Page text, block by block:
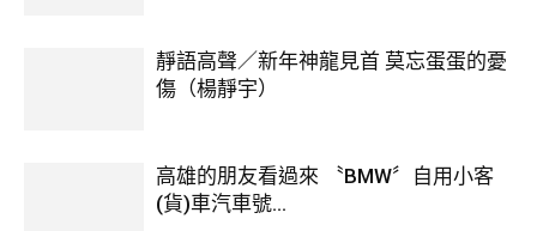
靜語高聲／新年神龍見首 莫忘蛋蛋的憂
傷（楊靜宇）
高雄的朋友看過來 〝BMW〞自用小客
(貨)車汽車號...